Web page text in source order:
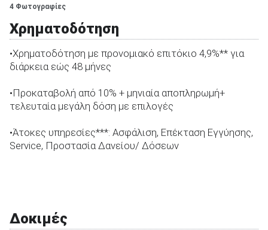
4 Φωτογραφίες
Χρηματοδότηση
•Χρηματοδότηση με προνομιακό επιτόκιο 4,9%** για
διάρκεια εώς 48 μήνες
•Προκαταβολή από 10% + μηνιαία αποπληρωμή+
τελευταία μεγάλη δόση με επιλογές
•Άτοκες υπηρεσίες***: Ασφάλιση, Επέκταση Εγγύησης,
Service, Προστασία Δανείου/ Δόσεων
Δοκιμές